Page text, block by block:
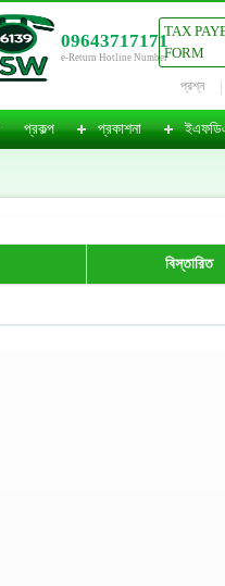
09643717171
e-Return Hotline Number
TAX
FORM
প্রশ্ন
প্রকল্প প্রকাশনা
বিস্তারিত